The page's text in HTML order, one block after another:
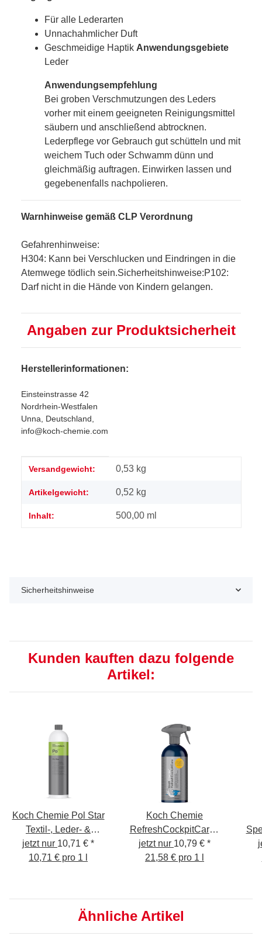
Für alle Lederarten
Unnachahmlicher Duft
Geschmeidige Haptik Anwendungsgebiete
Leder
Anwendungsempfehlung
Bei groben Verschmutzungen des Leders
vorher mit einem geeigneten Reinigungsmittel
säubern und anschließend abtrocknen.
Lederpflege vor Gebrauch gut schütteln und mit
weichem Tuch oder Schwamm dünn und
gleichmäßig auftragen. Einwirken lassen und
gegebenenfalls nachpolieren.
Warnhinweise gemäß CLP Verordnung
Gefahrenhinweise:
H304: Kann bei Verschlucken und Eindringen in die
Atemwege tödlich sein.Sicherheitshinweise:P102:
Darf nicht in die Hände von Kindern gelangen.
Angaben zur Produktsicherheit
Herstellerinformationen:
Einsteinstrasse 42
Nordrhein-Westfalen
Unna, Deutschland,
info@koch-chemie.com
Produkteigenschaft
Wert
Versandgewicht: 0,53 kg
Artikelgewicht: 0,52 kg
Inhalt: 500,00 ml
Sicherheitshinweise
Kunden kauften dazu folgende
Artikel:
Koch Chemie Pol Star
Textil-, Leder- &
Alcantarareiniger 1L
jetzt nur 10,71 € *
10,71 € pro 1 l
Koch Chemie
RefreshCockpitCare -
Cockpitpflege
seidenmatt 500ml KCX
jetzt nur 10,79 € *
21,58 € pro 1 l
Ähnliche Artikel